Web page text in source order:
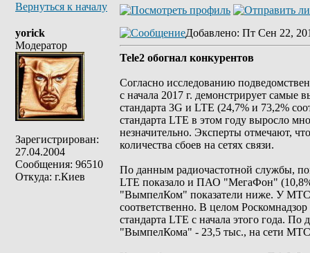
Вернуться к началу
yorick
Модератор
Зарегистрирован:
27.04.2004
Сообщения: 96510
Откуда: г.Киев
Добавлено: Пт Сен 22,
Tele2 обогнал конкурентов
Согласно исследованию
с начала 2017 г. демонстрирует самые
стандарта 3G и LTE (24,7% и 73,2%
стандарта LTE в этом году выросло
незначительно. Эксперты отмечают,
количества сбоев на сетях связи.
По данным радиочастотной службы,
LTE показало и ПАО "МегаФон"
"ВымпелКом" показатели ниже. У МТС
соответственно. В целом
стандарта LTE с начала этого года.
"ВымпелКома" - 23,5 тыс., на сети